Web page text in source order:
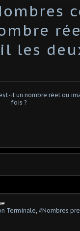
les
Terminale #Nombres